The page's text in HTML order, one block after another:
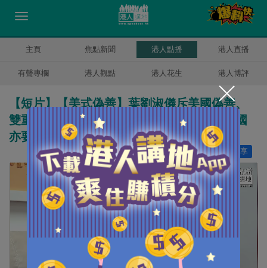
主頁 焦點新聞 港人點播 港人直播
有聲專欄 港人觀點 港人花生 港人博評
【短片】【美式偽善】葉劉淑儀斥美國偽善、
雙重標準：自由非絕對、可合法地限制、美國
亦要求公務員忠於自己的政府
分享
讚好 29